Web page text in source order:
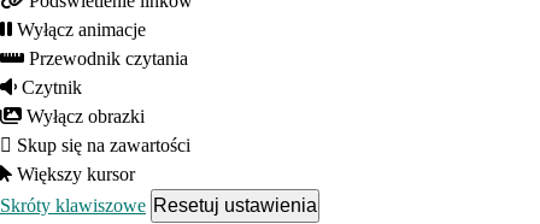
Wyłącz animacje
Przewodnik czytania
Czytnik
Wyłącz obrazki
Skup się na zawartości
Większy kursor
Skróty klawiszowe Resetuj ustawienia